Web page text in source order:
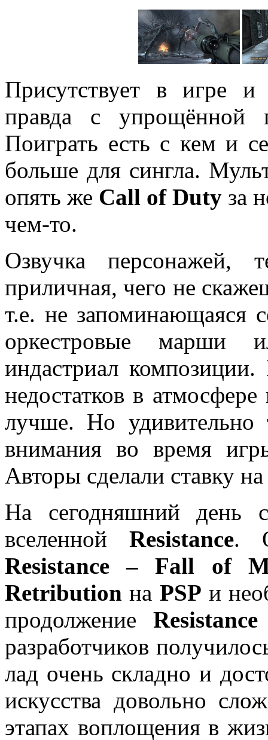
Присутствует в игре
правда с
Поиграть есть с кем и
больше для сингла.
опять же Call of Duty за
чем-то.
Озвучка персонажей,
приличная, чего не
т.е. не запоминающаяся
оркестровые марши
индастриал
недостатков в
лучше. Но
внимания во время
Авторы сделали ставку
На сегодняшний день
вселенной Resistance.
Resistance –Fall of
Retribution на PSP и
продолжение
разработчиков
лад очень складно и
искусства довольно
этапах воплощения в